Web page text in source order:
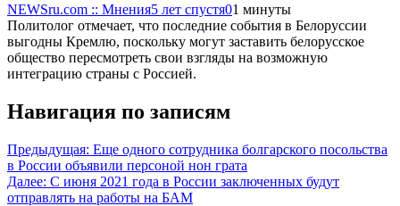
NEWSru.com :: Мнения5 лет спустя01 минуты
Политолог отмечает, что последние события в Белоруссии
выгодны Кремлю, поскольку могут заставить белорусское
общество пересмотреть свои взгляды на возможную
интеграцию страны с Россией.
Навигация по записям
Предыдущая: Еще одного сотрудника болгарского посольства
в России объявили персоной нон грата
Далее: С июня 2021 года в России заключенных будут
отправлять на работы на БАМ